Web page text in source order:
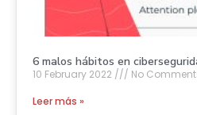
6 malos hábitos en
10 February 2022
No
Leer más »